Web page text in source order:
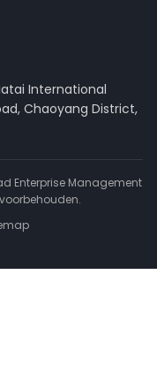
International
Chaoyang District,
Enterprise Management
voorbehouden.